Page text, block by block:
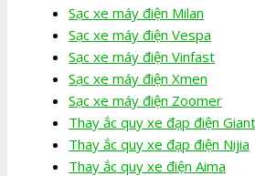
Sạc xe máy điện Milan
Sạc xe máy điện Vespa
Sạc xe máy điện Vinfast
Sạc xe máy điện Xmen
Sạc xe máy điện Zoomer
Thay ắc quy xe đạp điện
Thay ắc quy xe đạp điện Nijia
Thay ắc quy xe điện Aima